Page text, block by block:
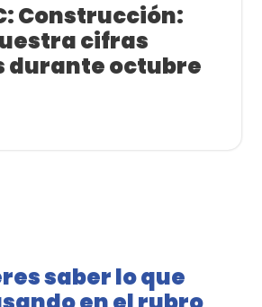
Construcción:
cifras
durante octubre
saber lo que